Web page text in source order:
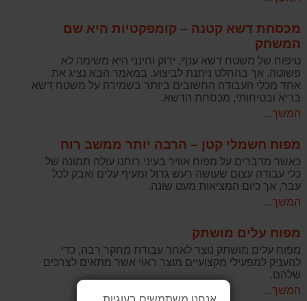
אנחנו משתמשים בעוגיות
מכסחת דשא קטנה – קומפקטיות היא שם
המשחק
טיפוח של משטח דשא ענף, ירוק וחינני היא משימה לא
פשוטה, אך בהחלט ניתנת לביצוע. במאמר הבא נציג את
אחד מכלי העבודה החשובים ביותר בשמירה על משטח דשא
בריא ובטיחותי, מכסחת הדשא.
המשך...
מפוח חשמלי קטן – הרבה יותר ממשב רוח
כאשר מדברים על מפוח אוויר בעיני רוחנו עולה תמונה של
כלי עבודה עצום שעושה רעש גדול ומעיף עלים ואבק לכל
עבר, אך כיום המציאות מעט שונה.
המשך...
מפוח עלים מושתק
מפוח עלים מושתק נוצר לאחר עבודת מחקר רבה, כדי
להעניק למפעילי מקצועיים מוצר ראוי אשר מתאים לצרכים
שלהם.
המשך...